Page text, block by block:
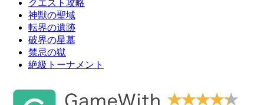
クエスト攻略
神獣の聖域
転界の遺跡
破界の星墓
禁忌の獄
絶級トーナメント